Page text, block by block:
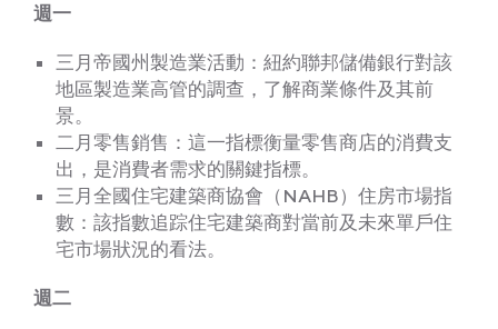
週一
三月帝國州製造業活動：紐約聯邦儲備銀行對該
地區製造業高管的調查，了解商業條件及其前
景。
二月零售銷售：這一指標衡量零售商店的消費支
出，是消費者需求的關鍵指標。
三月全國住宅建築商協會（NAHB）住房市場指
數：該指數追踪住宅建築商對當前及未來單戶住
宅市場狀況的看法。
週二